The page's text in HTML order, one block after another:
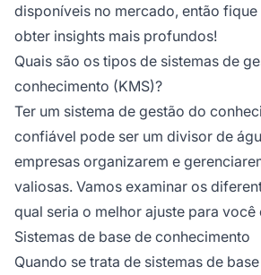
disponíveis no mercado, então
obter insights mais profundos!
Quais são os tipos de sistemas de
conhecimento (KMS)?
Ter um sistema de gestão do
confiável pode ser um divisor de
empresas organizarem e
valiosas. Vamos examinar os
qual seria o melhor ajuste para você
Sistemas de base de conhecimento
Quando se trata de sistemas de